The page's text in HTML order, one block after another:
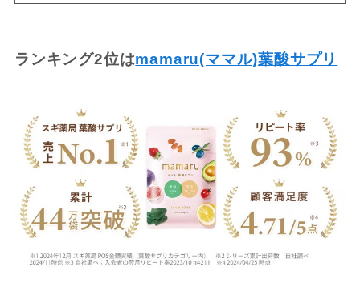
ランキング2位はmamaru(ママル)葉酸サプリ